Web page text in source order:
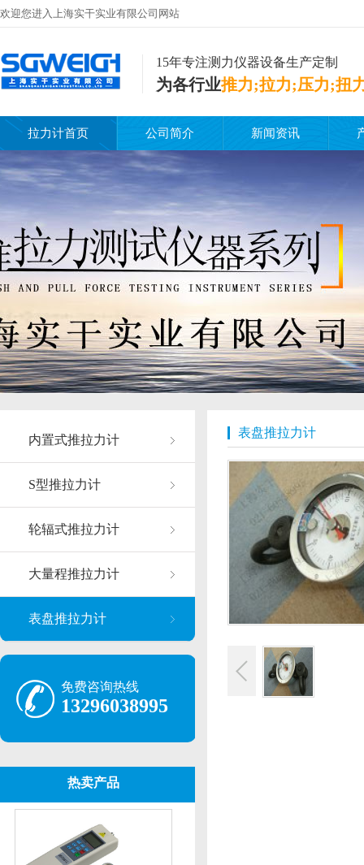
欢迎您进入上海实干实业有限公司网站
15年专注测力仪器设备生产定制
为各行业推力;拉力;压力;扭
拉力计首页 公司简介 新闻资讯
内置式推拉力计
S型推拉力计
轮辐式推拉力计
大量程推拉力计
表盘推拉力计
免费咨询热线
13296038995
热卖产品
表盘推拉力计